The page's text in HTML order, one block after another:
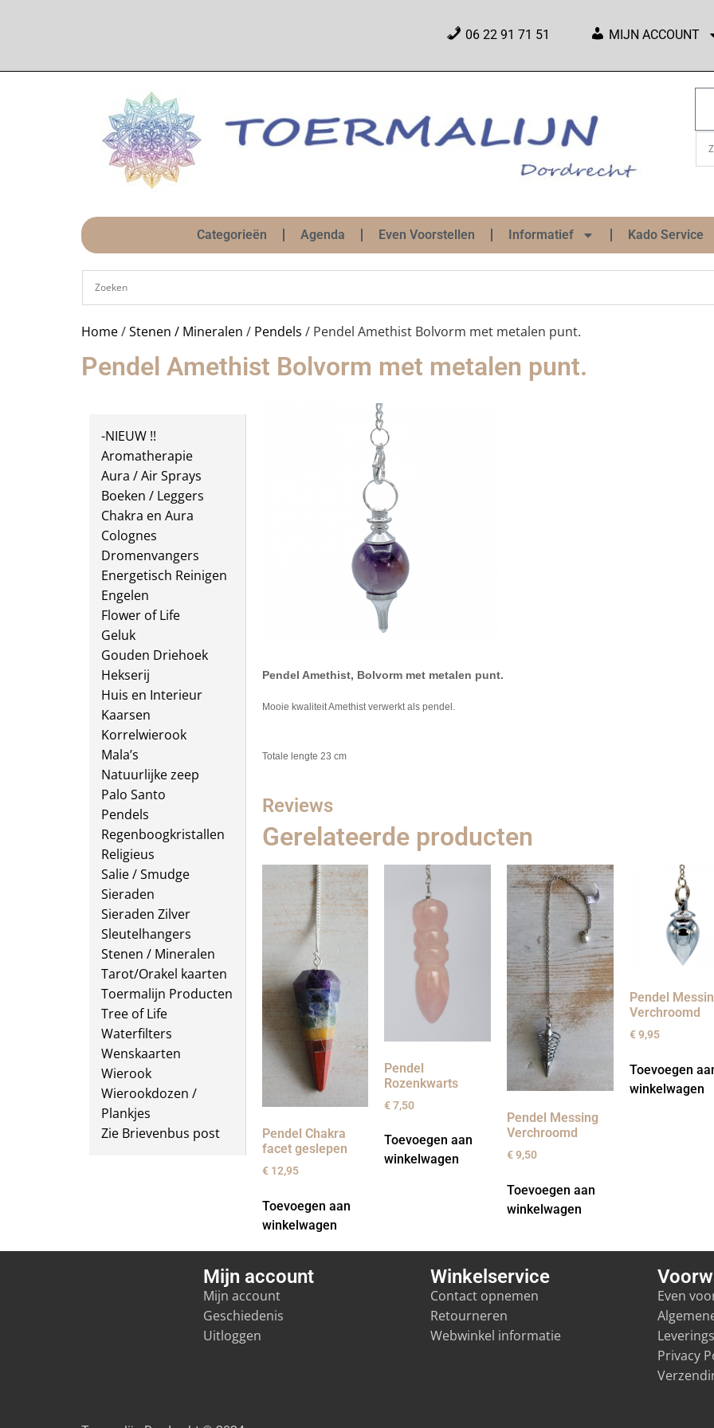
06 22 91 71 51 MIJN ACCOUNT
Categorieën Agenda Even Voorstellen Informatief Kado Service
Home/Stenen / Mineralen / Pendels / Pendel Amethist Bolvorm met metalen punt.
Pendel Amethist Bolvorm met metalen punt.
-NIEUW !!
Aromatherapie
Aura / Air Sprays
Boeken / Leggers
Chakra en Aura
Colognes
Dromenvangers
Energetisch Reinigen
Engelen
Flower of Life
Geluk
Gouden Driehoek
Hekserij
Huis en Interieur
Kaarsen
Korrelwierook
Mala’s
Natuurlijke zeep
Palo Santo
Pendels
Regenboogkristallen
Religieus
Salie / Smudge
Sieraden
Sieraden Zilver
Sleutelhangers
Stenen / Mineralen
Tarot/Orakel kaarten
Toermalijn Producten
Tree of Life
Waterfilters
Wenskaarten
Wierook
Wierookdozen /
Plankjes
Zie Brievenbus post
Pendel Amethist, Bolvorm met metalen punt.
Mooie kwaliteit Amethist verwerkt als pendel.
Totale lengte 23 cm
Reviews
Gerelateerde producten
Pendel Chakra
facet geslepen
€12,95
Toevoegen aan
winkelwagen
Pendel
Rozenkwarts
€7,50
Toevoegen aan
winkelwagen
Pendel Messing
Verchroomd
€9,50
Toevoegen aan
winkelwagen
Pendel
Verchroomd
€9,95
Toevoegen
winkelwagen
Even
Privacy
Winkelservice
Contact opnemen
Retourneren
Webwinkel informatie
Mijn account
Mijn account
Geschiedenis
Uitloggen